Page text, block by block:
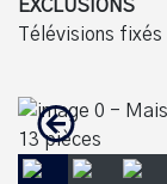
EXCLUSIONS
Télévisions fixés